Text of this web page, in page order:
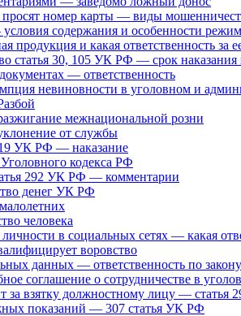
номер карты — виды
содержания и особенности
продукция и какая ответственность за
статья 30, 105 УК РФ — срок наказания
— ответственность
невиновности в уголовном и
межнациональной розни
от службы
УК РФ — наказание
кодекса РФ
292 УК РФ — комментарии
денег УК РФ
человека
личности в социальных сетях — какая
воровство
данных — ответственность по закону
соглашение о сотрудничестве в
за взятку должностному лицу — статья
показаний — 307 статья УК РФ